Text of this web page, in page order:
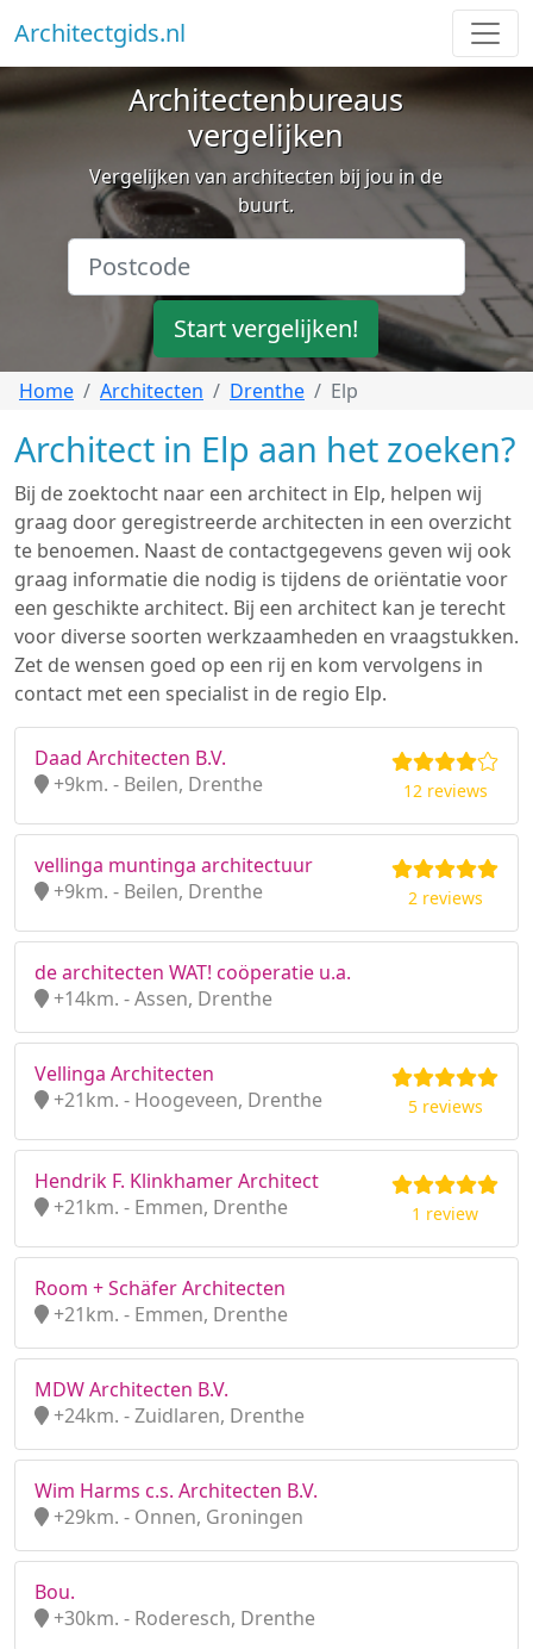
Architectgids.nl
Architectenbureaus
vergelijken
Vergelijken van architecten bij jou in de
buurt.
Start vergelijken!
Home Architecten Drenthe Elp
Architect in Elp aan het zoeken?
Bij de zoektocht naar een architect in Elp, helpen wij
graag door geregistreerde architecten in een overzicht
te benoemen. Naast de contactgegevens geven wij ook
graag informatie die nodig is tijdens de oriëntatie voor
een geschikte architect. Bij een architect kan je terecht
voor diverse soorten werkzaamheden en vraagstukken.
Zet de wensen goed op een rij en kom vervolgens in
contact met een specialist in de regio Elp.
Daad Architecten B.V.
+9km. - Beilen, Drenthe
12 reviews
vellinga muntinga architectuur
+9km. - Beilen, Drenthe
2 reviews
de architecten WAT! coöperatie u.a.
+14km. - Assen, Drenthe
Vellinga Architecten
+21km. - Hoogeveen, Drenthe
5 reviews
Hendrik F. Klinkhamer Architect
+21km. - Emmen, Drenthe
1 review
Room + Schäfer Architecten
+21km. - Emmen, Drenthe
MDW Architecten B.V.
+24km. - Zuidlaren, Drenthe
Wim Harms c.s. Architecten B.V.
+29km. - Onnen, Groningen
Bou.
+30km. - Roderesch, Drenthe